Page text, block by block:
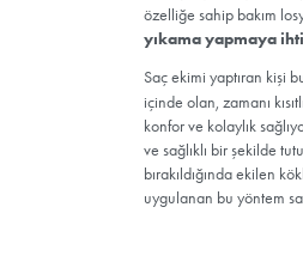
Hızlı
Hızlı